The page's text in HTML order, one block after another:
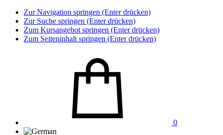
Zur Navigation springen (Enter drücken)
Zur Suche springen (Enter drücken)
Zum Kursangebot springen (Enter drücken)
Zum Seiteninhalt springen (Enter drücken)
0